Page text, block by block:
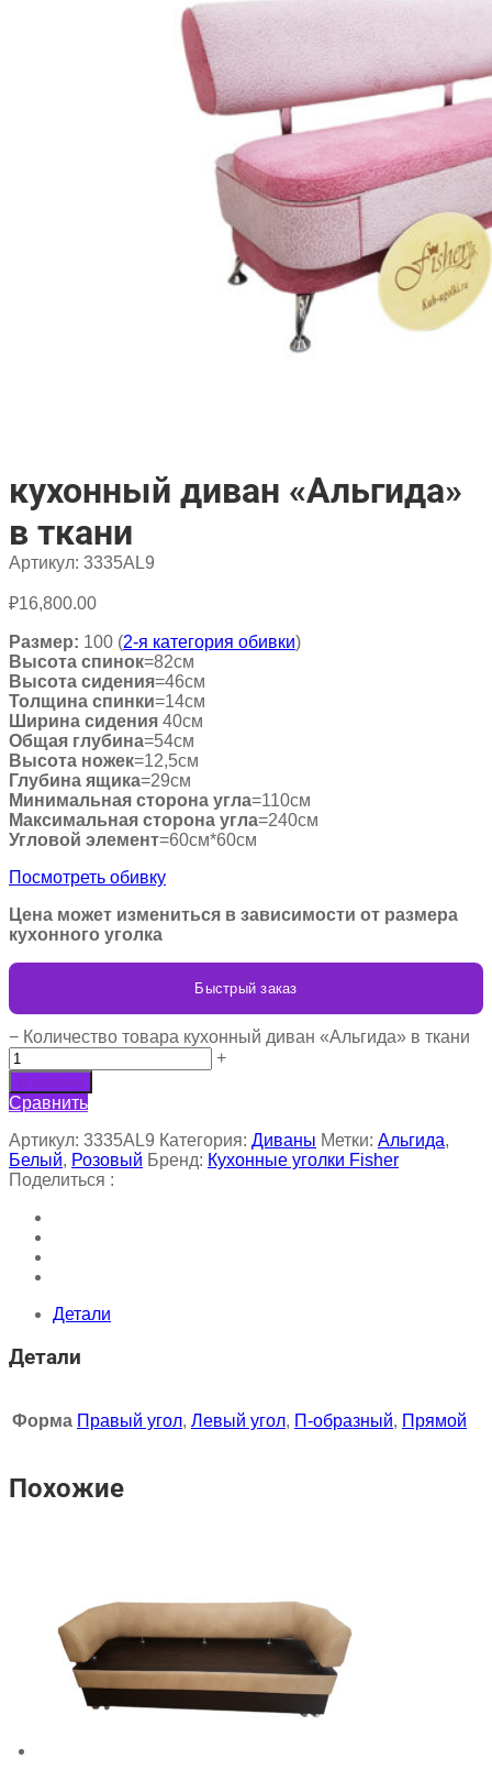
кухонный диван «Альгида»
в ткани
Артикул: 3335AL9
₽16,800.00
Размер: 100 (2-я категория обивки)
Высота спинок=82см
Высота сидения=46см
Толщина спинки=14см
Ширина сидения 40см
Общая глубина=54см
Высота ножек=12,5см
Глубина ящика=29см
Минимальная сторона угла=110см
Максимальная сторона угла=240см
Угловой элемент=60см*60см
Посмотреть обивку
Цена может измениться в зависимости от размера
кухонного уголка
Быстрый заказ
− Количество товара кухонный диван «Альгида» в ткани
+
В корзину
Сравнить
Артикул: 3335AL9 Категория: Диваны Метки: Альгида,
Белый, Розовый Бренд: Кухонные уголки Fisher
Поделиться :
Детали
Детали
Форма Правый угол, Левый угол, П-образный, Прямой
Похожие